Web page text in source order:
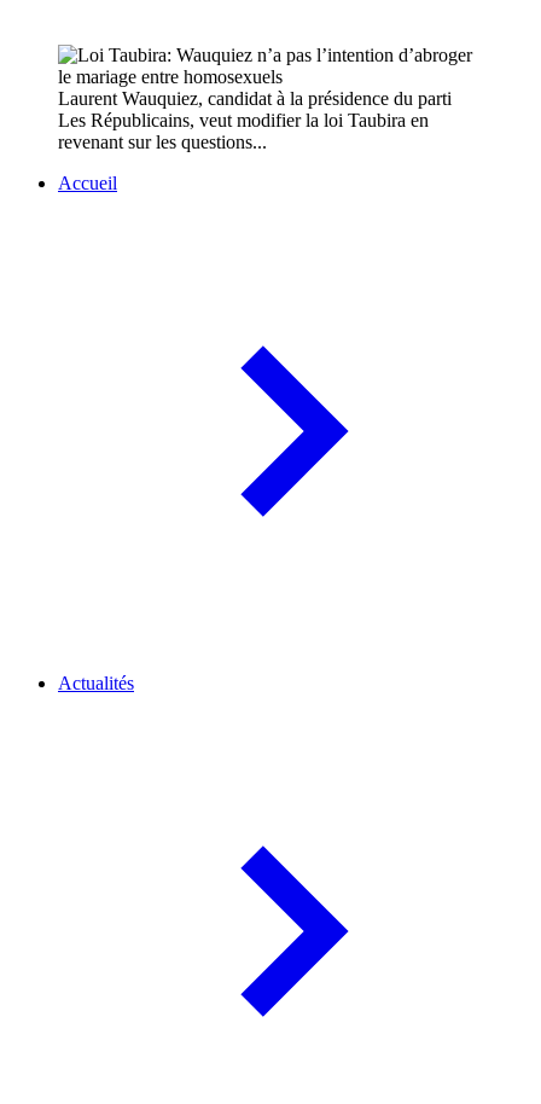
Laurent Wauquiez, candidat à la présidence du parti
Les Républicains, veut modifier la loi Taubira en
revenant sur les questions...
Accueil
Actualités